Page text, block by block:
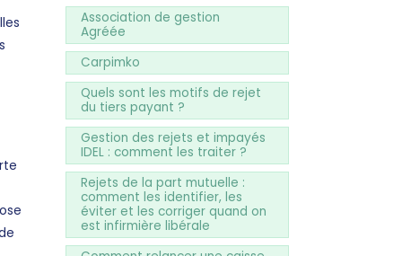
Association de gestion
Agréée
Carpimko
Quels sont les motifs de rejet
du tiers payant ?
Gestion des rejets et impayés
IDEL : comment les traiter ?
Rejets de la part mutuelle :
comment les identifier, les
éviter et les corriger quand on
est infirmière libérale